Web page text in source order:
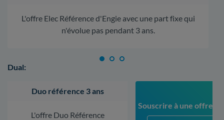
L'offre Elec Référence d'Engie avec une part fixe qui
n'évolue pas pendant 3 ans.
Dual:
Duo référence 3 ans
L'offre Duo Référence
Souscrire à une offre